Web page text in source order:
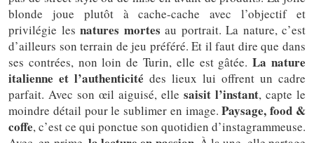
blonde joue plutôt à cache-cache avec l’objectif et
privilégie les natures mortes au portrait. La nature, c’est
d’ailleurs son terrain de jeu préféré. Et il faut dire que dans
ses contrées, non loin de Turin, elle est gâtée.La nature
italienne et l’authenticité des lieux lui offrent un cadre
parfait. Avec son œil aiguisé, elle saisit l’instant, capte le
moindre détail pour le sublimer en image.Paysage, food &
coffe, c’est ce qui ponctue son quotidien d’instagrammeuse.